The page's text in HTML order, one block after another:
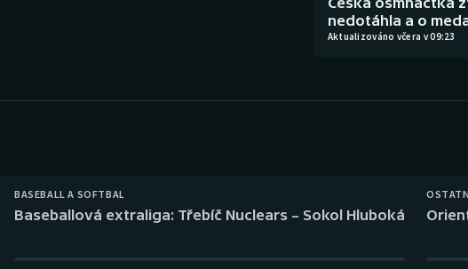
Plážový volejbal
nedotáhla a o
Aktualizováno včera v 09:23
BASEBALL A SOFTBAL
Baseballová extraliga: Třebíč Nuclears – Sokol Hluboká